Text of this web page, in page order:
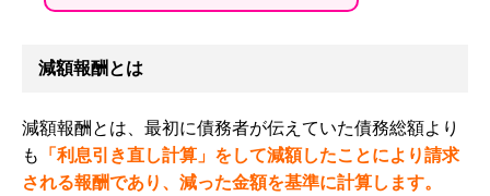
減額報酬とは
減額報酬とは、最初に債務者が伝えていた債務総額より
も
「利息引き直し計算」をして減額したことにより請求
される報酬であり、減った金額を基準に計算します。